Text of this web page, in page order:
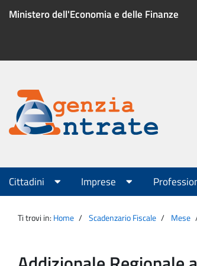
Ministero dell'Economia e delle Finanze
Menu
servizio
Agenzia
Entrate
Menu
principale
Cittadini Imprese
Ti trovi in: Home Scadenzario Fiscale Mese